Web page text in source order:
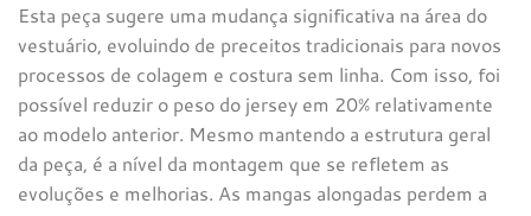
Esta peça sugere uma mudança significativa na área do
vestuário, evoluindo de preceitos tradicionais para novos
processos de colagem e costura sem linha. Com isso, foi
possível reduzir o peso do jersey em 20% relativamente
ao modelo anterior. Mesmo mantendo a estrutura geral
da peça, é a nível da montagem que se refletem as
evoluções e melhorias. As mangas alongadas perdem a